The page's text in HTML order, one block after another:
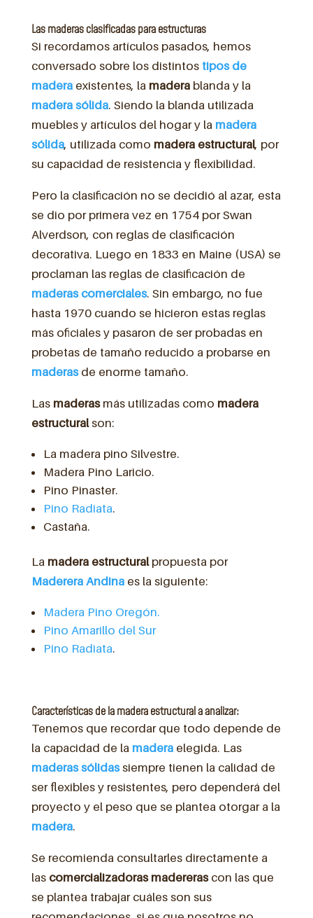
Las maderas clasificadas para estructuras
Si recordamos artículos pasados, hemos
conversado sobre los distintos tipos de
maderaexistentes, la maderablanda y la
madera sólida. Siendo la blanda utilizada
muebles y artículos del hogar y la madera
sólida, utilizada como madera estructural, por
su capacidad de resistencia y flexibilidad.
Pero la clasificación no se decidió al azar, esta
se dio por primera vez en 1754 por Swan
Alverdson, con reglas de clasificación
decorativa. Luego en 1833 en Maine (USA) se
proclaman las reglas de clasificación de
maderas comerciales. Sin embargo, no fue
hasta 1970 cuando se hicieron estas reglas
más oficiales y pasaron de ser probadas en
probetas de tamaño reducido a probarse en
maderasde enorme tamaño.
Las maderasmás utilizadas como madera
estructuralson:
La madera pino Silvestre.
Madera Pino Laricio.
Pino Pinaster.
Pino Radiata.
Castaña.
La madera estructuralpropuesta por
Maderera Andinaes la siguiente:
Madera Pino Oregón.
Pino Amarillo del Sur
Pino Radiata.
Características de la madera estructural a analizar:
Tenemos que recordar que todo depende de
la capacidad de la maderaelegida. Las
maderas sólidassiempre tienen la calidad de
ser flexibles y resistentes, pero dependerá del
proyecto y el peso que se plantea otorgar a la
madera.
Se recomienda consultarles directamente a
las comercializadoras madererascon las que
se plantea trabajar cuáles son sus